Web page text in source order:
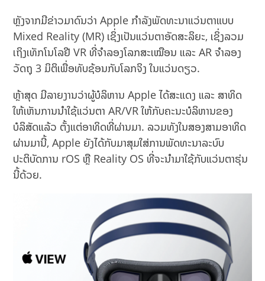
ຫຼັງຈາກມີຂ່າວມາດົນວ່າ Apple ກໍາລັງພັດທະນາແວ່ນຕາແບບ
Mixed Reality (MR) ເຊິ່ງເປັນແວ່ນຕາອັດສະລິຍະ, ເຊິ່ງລວມ
ເຖິງເທັກໂນໂລຢີ VR ທີ່ຈຳລອງໂລກສະເໝືອນ ແລະ AR ຈຳລອງ
ວັດຖຸ 3 ມິຕິເພື່ອທັບຊ້ອນກັບໂລກຈິງ ໃນແວ່ນດຽວ.
ຫຼ້າສຸດ ມີລາຍງານວ່າຜູ້ບໍລິຫານ Apple ໄດ້ສະແດງ ແລະ ສາທິດ
ໃຫ້ເຫັນການນຳໃຊ້ແວ່ນຕາ AR/VR ໃຫ້ກັບຄະນະບໍລິຫານຂອງ
ບໍລິສັດແລ້ວ ຕັ້ງແຕ່ອາທິດທີ່ຜ່ານມາ. ລວມທັງໃນສອງສາມອາທິດ
ຜ່ານມານີ້, Apple ຍັງໄດ້ກັບມາສຸມໃສ່ການພັດທະນາລະບົບ
ປະຕິບັດການ rOS ຫຼື Reality OS ທີ່ຈະນຳມາໃຊ້ກັບແວ່ນຕາຮຸ່ນ
ນີ້ດ້ວຍ.